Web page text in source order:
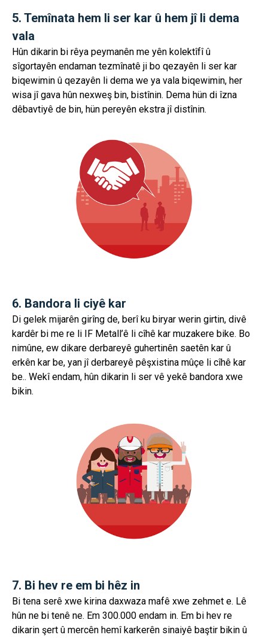
5. Temînata hem li ser kar û hem jî li dema
vala
Hûn dikarin bi rêya peymanên me yên kolektîfî û
sîgortayên endaman tezmînatê ji bo qezayên li ser kar
biqewimin û qezayên li dema we ya vala biqewimin, her
wisa jî gava hûn nexweş bin, bistînin. Dema hün di îzna
dêbavtiyê de bin, hün pereyên ekstra jî distînin.
6. Bandora li ciyê kar
Di gelek mijarên girîng de, berî ku biryar werin girtin, divê
kardêr bi me re li IF Metall’ê li cîhê kar muzakere bike. Bo
nimûne, ew dikare derbareyê guhertinên saetên kar û
erkên kar be, yan jî derbareyê pêşxistina mûçe li cîhê kar
be.. Wekî endam, hûn dikarin li ser vê yekê bandora xwe
bikin.
7. Bi hev re em bi hêz in
Bi tena serê xwe kirina daxwaza mafê xwe zehmet e. Lê
hûn ne bi tenê ne. Em 300.000 endam in. Em bi hev re
dikarin şert û mercên hemî karkerên sinaiyê baştir bikin û